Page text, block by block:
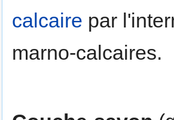
calcaire par
marno-calcaires.